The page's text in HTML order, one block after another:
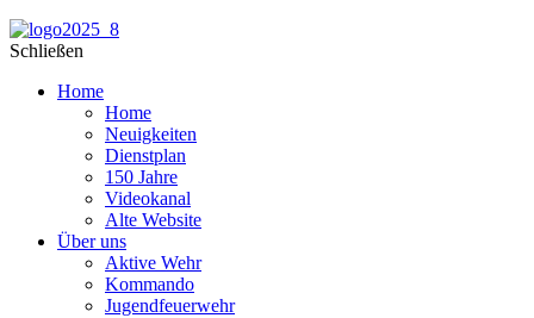
Schließen
Home
Home
Neuigkeiten
Dienstplan
150 Jahre
Videokanal
Alte Website
Über uns
Aktive Wehr
Kommando
Jugendfeuerwehr